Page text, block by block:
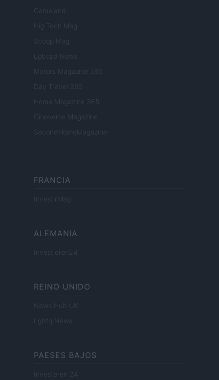
Gameland
Hig Tech Mag
Scoop Mag
Lgbtqia News
Motors Magazine 365
Day Travel 365
Home Magazine 365
Cineverse Magazine
SecondHomeMagazine
FRANCIA
InvestirMag
ALEMANIA
Investieren24
REINO UNIDO
News Hub UK
Lgbtq News
PAESES BAJOS
Investeren 24